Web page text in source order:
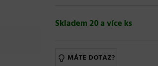
Skladem 20 a více ks
MÁTE DOTAZ?